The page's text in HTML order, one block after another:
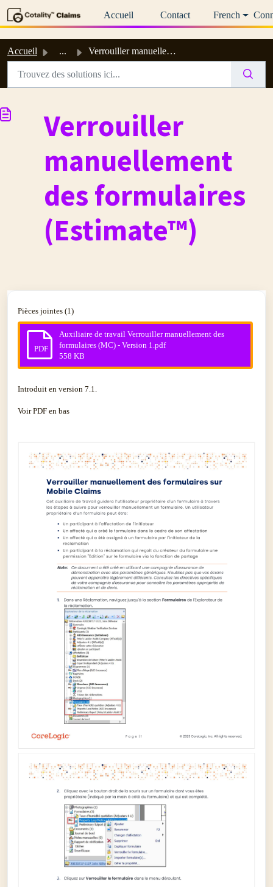
Accueil
Contact French
Accueil ... Verrouiller manuellement des formulaires (Estimate™)
Verrouiller
manuellement
des formulaires
(Estimate™)
Pièces jointes (1)
PDF
Auxiliaire de travail Verrouiller manuellement des
formulaires (MC) - Version 1.pdf
558 KB
Introduit en version 7.1.
Voir PDF en bas